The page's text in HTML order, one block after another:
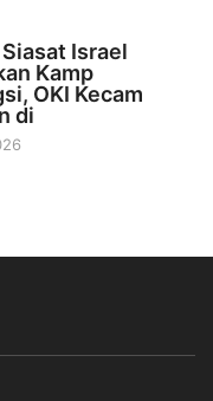
Israel
Kamp
OKI Kecam
di